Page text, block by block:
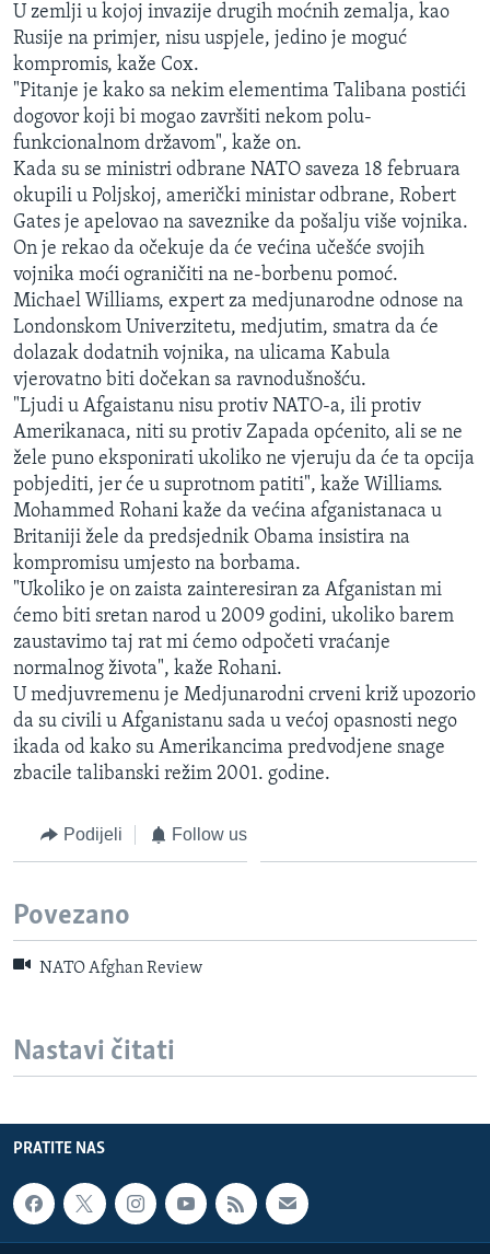
U zemlji u kojoj invazije drugih moćnih zemalja, kao
Rusije na primjer, nisu uspjele, jedino je moguć
kompromis, kaže Cox.
"Pitanje je kako sa nekim elementima Talibana postići
dogovor koji bi mogao završiti nekom polu-
funkcionalnom državom", kaže on.
Kada su se ministri odbrane NATO saveza 18 februara
okupili u Poljskoj, američki ministar odbrane, Robert
Gates je apelovao na saveznike da pošalju više vojnika.
On je rekao da očekuje da će većina učešće svojih
vojnika moći ograničiti na ne-borbenu pomoć.
Michael Williams, expert za medjunarodne odnose na
Londonskom Univerzitetu, medjutim, smatra da će
dolazak dodatnih vojnika, na ulicama Kabula
vjerovatno biti dočekan sa ravnodušnošću.
"Ljudi u Afgaistanu nisu protiv NATO-a, ili protiv
Amerikanaca, niti su protiv Zapada općenito, ali se ne
žele puno eksponirati ukoliko ne vjeruju da će ta opcija
pobjediti, jer će u suprotnom patiti", kaže Williams.
Mohammed Rohani kaže da većina afganistanaca u
Britaniji žele da predsjednik Obama insistira na
kompromisu umjesto na borbama.
"Ukoliko je on zaista zainteresiran za Afganistan mi
ćemo biti sretan narod u 2009 godini, ukoliko barem
zaustavimo taj rat mi ćemo odpočeti vraćanje
normalnog života", kaže Rohani.
U medjuvremenu je Medjunarodni crveni križ upozorio
da su civili u Afganistanu sada u većoj opasnosti nego
ikada od kako su Amerikancima predvodjene snage
zbacile talibanski režim 2001. godine.
Podijeli Follow us
Povezano
NATO Afghan Review
Nastavi čitati
PRATITE NAS